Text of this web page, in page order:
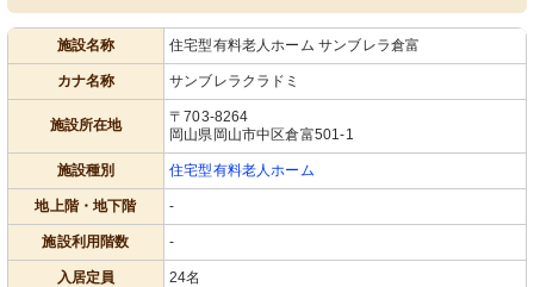
施設名称 住宅型有料老人ホーム サンブレラ倉富
カナ名称 サンブレラクラドミ
施設所在地
〒703-8264
岡山県岡山市中区倉富501-1
施設種別 住宅型有料老人ホーム
地上階・地下階 -
施設利用階数 -
入居定員 24名